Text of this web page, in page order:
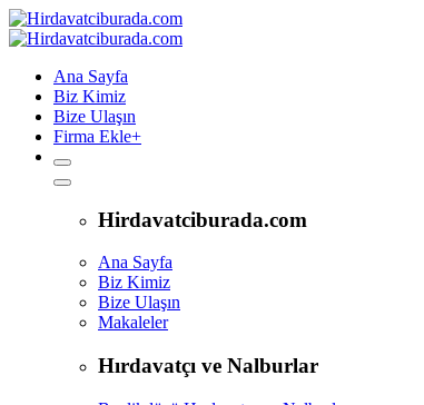
Ana Sayfa
Biz Kimiz
Bize Ulaşın
Firma Ekle+
Hirdavatciburada.com
Ana Sayfa
Biz Kimiz
Bize Ulaşın
Makaleler
Hırdavatçı ve Nalburlar